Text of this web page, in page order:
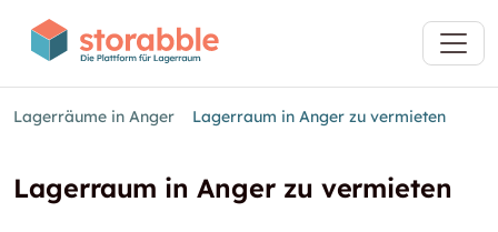
Lagerräume in Anger Lagerraum in Anger zu vermieten
Lagerraum in Anger zu vermieten